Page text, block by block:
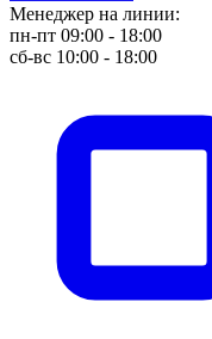
Менеджер на линии:
пн-пт 09:00 - 18:00
сб-вс 10:00 - 18:00